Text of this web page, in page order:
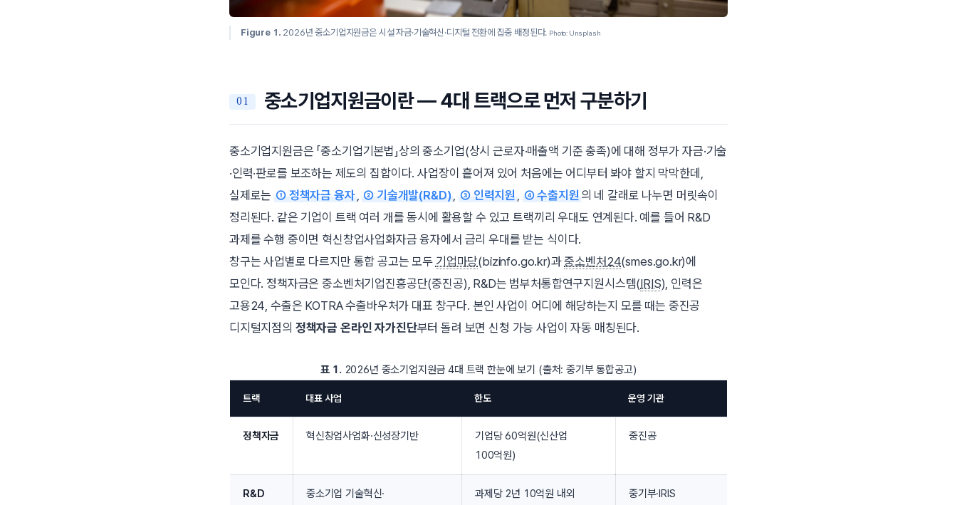
Figure 1. 2026년 중소기업지원금은 시설 자금·기술혁신·디지털 전환에 집중 배정된다. Photo: Unsplash
중소기업지원금이란 — 4대 트랙으로 먼저 구분하기
중소기업지원금은 「중소기업기본법」상의 중소기업(상시 근로자·매출액 기준 충족)에 대해 정부가 자금·기술
·인력·판로를 보조하는 제도의 집합이다. 사업장이 흩어져 있어 처음에는 어디부터 봐야 할지 막막한데,
실제로는 ① 정책자금 융자, ② 기술개발(R&D), ③ 인력지원 , ④ 수출지원 의 네 갈래로 나누면 머릿속이
정리된다. 같은 기업이 트랙 여러 개를 동시에 활용할 수 있고 트랙끼리 우대도 연계된다. 예를 들어 R&D
과제를 수행 중이면 혁신창업사업화자금 융자에서 금리 우대를 받는 식이다.
창구는 사업별로 다르지만 통합 공고는 모두 기업마당(bizinfo.go.kr)과중소벤처24(smes.go.kr)에
모인다. 정책자금은 중소벤처기업진흥공단(중진공), R&D는 범부처통합연구지원시스템(IRIS), 인력은
고용24, 수출은 KOTRA 수출바우처가 대표 창구다. 본인 사업이 어디에 해당하는지 모를 때는 중진공
디지털지점의 정책자금 온라인 자가진단부터 돌려 보면 신청 가능 사업이 자동 매칭된다.
표 1. 2026년 중소기업지원금 4대 트랙 한눈에 보기 (출처: 중기부 통합공고)
트랙 대표 사업 한도 운영 기관
정책자금 혁신창업사업화·신성장기반
기업당 60억원(신산업
100억원)
중진공
R&D
중소기업 기술혁신·
과제당 2년 10억원 내외 중기부·IRIS